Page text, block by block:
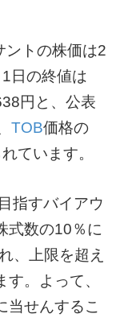
ントの株価は2
日の終値は
円と、公表
TOB価格の
ています。
指すバイアウ
式数の10％に
、上限を超え
。よって、
当せんするこ